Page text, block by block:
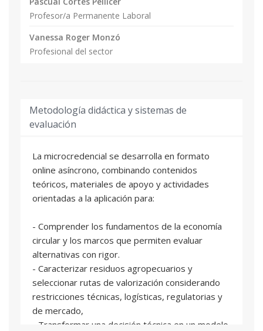
Profesor/a Permanente Laboral
Vanessa Roger Monzó
Profesional del sector
Metodología didáctica y sistemas de
evaluación
La microcredencial se desarrolla en formato
online asíncrono, combinando contenidos
teóricos, materiales de apoyo y actividades
orientadas a la aplicación para:
- Comprender los fundamentos de la economía
circular y los marcos que permiten evaluar
alternativas con rigor.
- Caracterizar residuos agropecuarios y
seleccionar rutas de valorización considerando
restricciones técnicas, logísticas, regulatorias y
de mercado,
- Transformar una decisión técnica en un modelo